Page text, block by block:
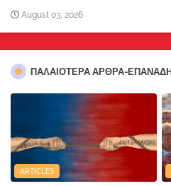
August 03, 2026
ΠΑΛΑΙΟΤΕΡΑ ΑΡΘΡΑ-
ARTICLES